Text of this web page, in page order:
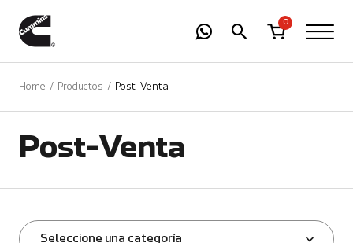
0
Home Productos Post-Venta
Post-Venta
Seleccione una categoría